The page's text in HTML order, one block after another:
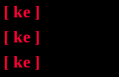
[ ke ]
[ ke ]
[ ke ]